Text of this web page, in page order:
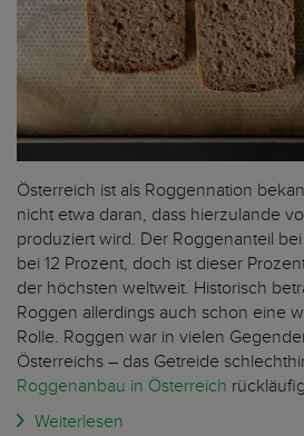
Österreich ist als Roggennation
nicht etwa daran, dass hierzulande
produziert wird. Der Roggenanteil
bei 12 Prozent, doch ist dieser
der höchsten weltweit. Historisch
Roggen allerdings auch schon eine
Rolle. Roggen war in vielen
Österreichs – das Getreide
Roggenanbau in Österreich
Weiterlesen